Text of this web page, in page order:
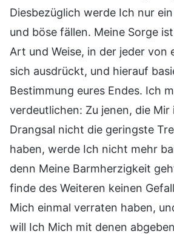
Diesbezüglich werde Ich nur
und böse fällen. Meine Sorge
Art und Weise, in der jeder von
sich ausdrückt, und hierauf
Bestimmung eures Endes. Ich
verdeutlichen: Zu jenen, die Mir
Drangsal nicht die geringste
haben, werde Ich nicht mehr
denn Meine Barmherzigkeit
finde des Weiteren keinen
Mich einmal verraten haben,
will Ich Mich mit denen